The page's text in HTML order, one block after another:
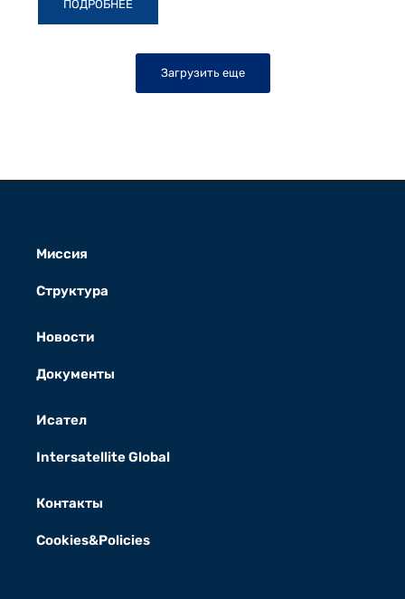
ПОДРОБНЕЕ
Загрузить еще
Миссия
Структура
Новости
Документы
Исател
Intersatellite Global
Контакты
Cookies&Policies